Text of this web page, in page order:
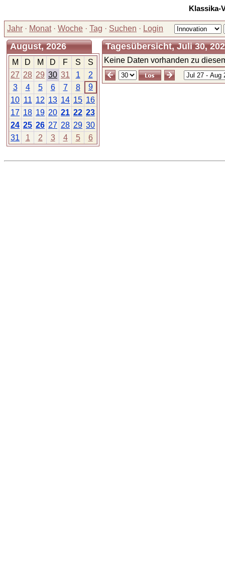
Klassika-
Jahr · Monat· Woche · Tag · Suchen · Login
August, 2026
M D M D F S
S
27 28 29 30 31 1
2
3
4 5 6 7 8
9
10 11 12 13 14 15 16
17 18 19 20 21 22 23
24 25 26 27 28 29 30
31
1 2 3 4 5 6
Tagesübersicht, Juli 30,
Keine Daten vorhanden zu